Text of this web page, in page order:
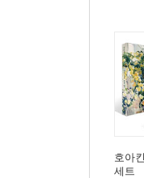
호아
세트